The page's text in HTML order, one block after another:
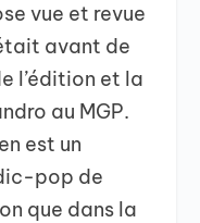
vue et revue
avant de
l’édition et la
au MGP.
est un
pop de
que dans la